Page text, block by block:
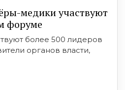
медики участвуют
форуме
более 500 лидеров
органов власти,